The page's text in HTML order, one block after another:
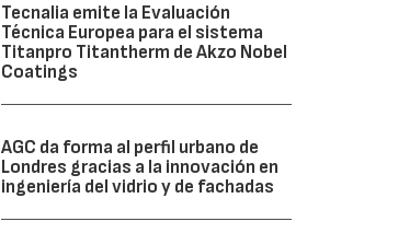
Tecnalia emite la Evaluación
Técnica Europea para el sistema
Titanpro Titantherm de Akzo Nobel
Coatings
AGC da forma al perfil urbano de
Londres gracias a la innovación en
ingeniería del vidrio y de fachadas